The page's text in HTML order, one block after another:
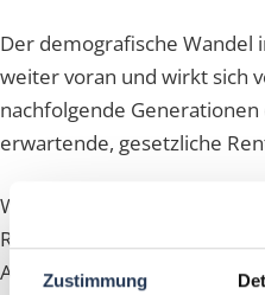
Zustimmung
Der demografische Wandel
weiter voran und wirkt sich
nachfolgende Generationen
erwartende, gesetzliche
Wohingegen 1957 noch 4,5
Rentner kamen, werden es
Arbeitnehmer sein. Fest